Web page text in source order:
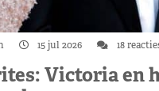
15 jul 2026 18
Victoria en